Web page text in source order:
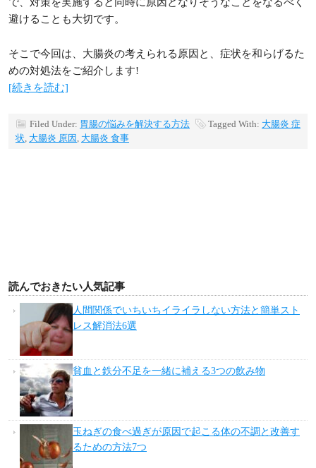
避けることも大切です。
そこで今回は、大腸炎の考えられる原因と、症状を和らげるた
めの対処法をご紹介します!
[続きを読む]
Filed Under: 胃腸の悩みを解決する方法 Tagged With: 大腸炎 症
状, 大腸炎 原因 , 大腸炎 食事
読んでおきたい人気記事
人間関係でいちいちイライラしない方法と簡単スト
レス解消法6選
貧血と鉄分不足を一緒に補える3つの飲み物
玉ねぎの食べ過ぎが原因で起こる体の不調と改善す
るための方法7つ